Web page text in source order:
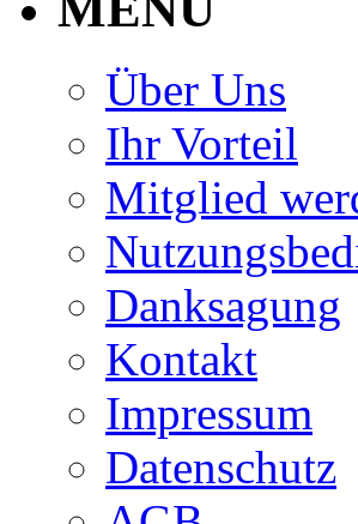
Über Uns
Ihr Vorteil
Mitglied
Danksagung
Kontakt
Impressum
Datenschutz